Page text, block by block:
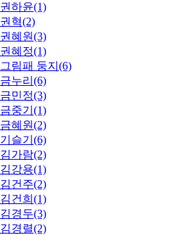
권하윤(1)
권혁(2)
권혜원(3)
권혜정(1)
그림패 둥지(6)
금누리(6)
금민정(3)
금중기(1)
금혜원(2)
기슬기(6)
김가람(2)
김강용(1)
김건주(2)
김건희(1)
김경두(3)
김경렬(2)